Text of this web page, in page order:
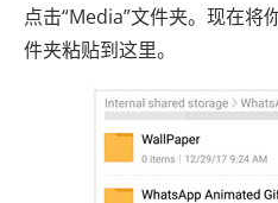
点击“Media”文件夹。现在
件夹粘贴到这里。